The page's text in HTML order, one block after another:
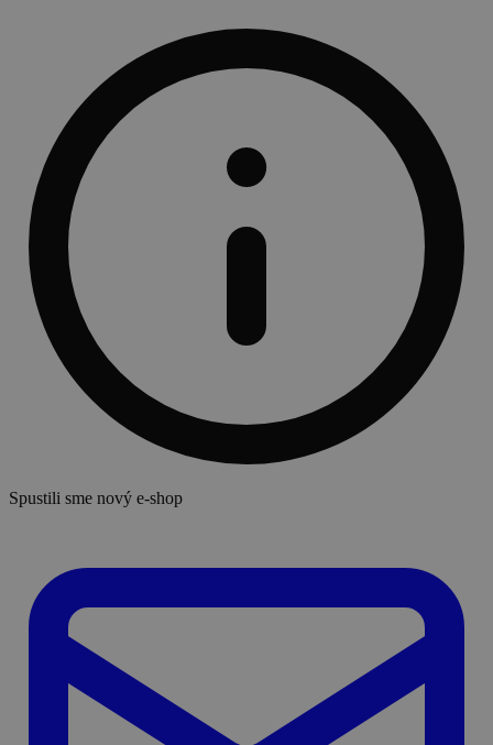
Spustili sme nový e-shop